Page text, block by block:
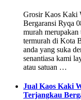
Grosir Kaos Kaki
Bergaransi Ryqa
murah
termurah di Kota
anda yang suka
senantiasa kami
atau satuan …
Jual Kaos Kaki
Terjangkau